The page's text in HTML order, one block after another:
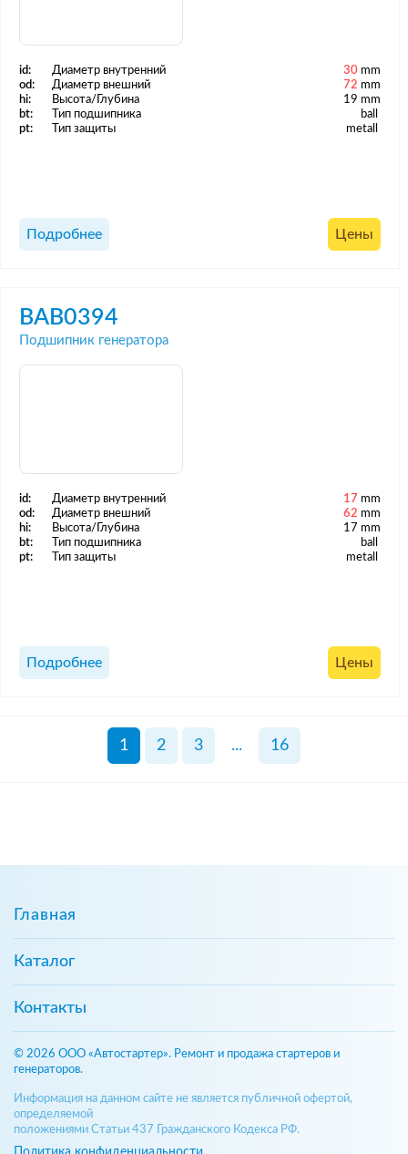
id: Диаметр внутренний 30 mm
od:
Диаметр внешний 72 mm
hi:
Высота/Глубина
19 mm
bt:
Тип подшипника
ball
pt:
Тип защиты metall
Подробнее Цены
BAB0394
Подшипник генератора
id: Диаметр внутренний 17 mm
od:
Диаметр внешний 62 mm
hi:
Высота/Глубина
17 mm
bt:
Тип подшипника
ball
pt:
Тип защиты metall
Подробнее Цены
1 2 3 ... 16
Главная
Каталог
Контакты
© 2026 ООО «Автостартер». Ремонт и продажа стартеров и
генераторов.
Информация на данном сайте не является публичной офертой,
определяемой
положениями Статьи 437 Гражданского Кодекса РФ.